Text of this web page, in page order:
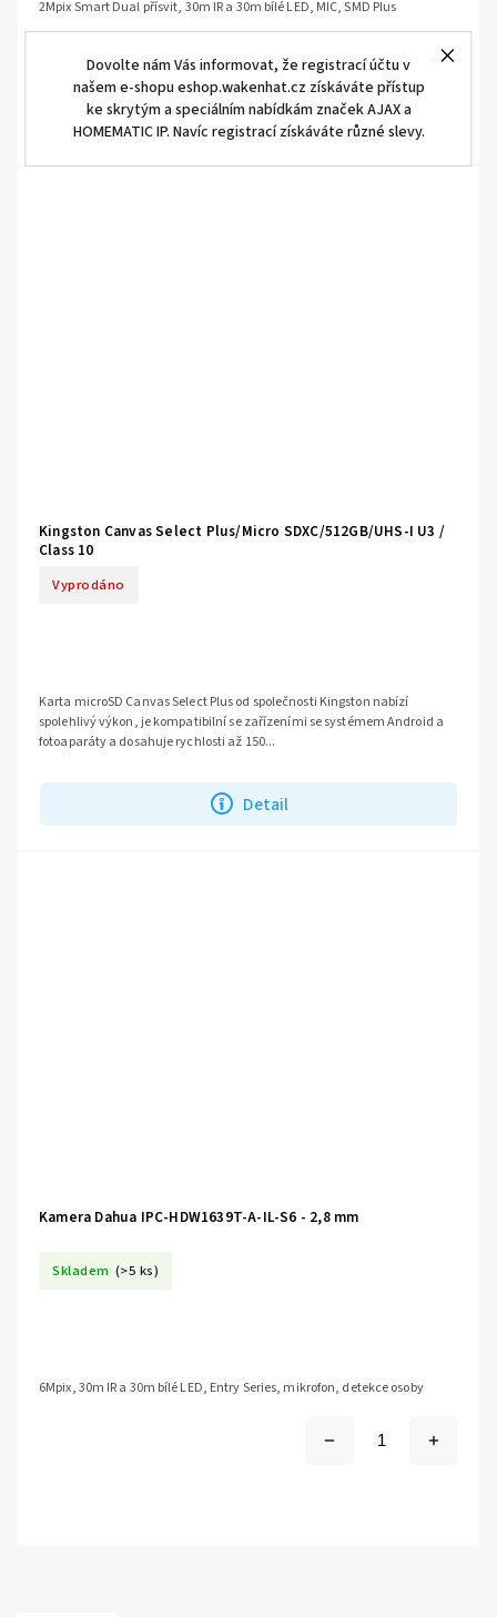
Dovolte nám Vás informovat, že registrací účtu v
našem e-shopu eshop.wakenhat.cz získáváte přístup
ke skrytým a speciálním nabídkám značek AJAX a
HOMEMATIC IP. Navíc registrací získáváte různé slevy.
2Mpix Smart Dual přísvit, 30m IR a 30m bílé LED, MIC, SMD Plus
Kingston Canvas Select Plus/Micro SDXC/512GB/UHS-I U3 /
Class 10
Vyprodáno
Detail
Karta microSD Canvas Select Plus od společnosti Kingston nabízí
spolehlivý výkon, je kompatibilní se zařízeními se systémem Android a
fotoaparáty a dosahuje rychlosti až 150...
Kamera Dahua IPC-HDW1639T-A-IL-S6 - 2,8 mm
Skladem (>5 ks)
6Mpix, 30m IR a 30m bílé LED, Entry Series, mikrofon, detekce osoby